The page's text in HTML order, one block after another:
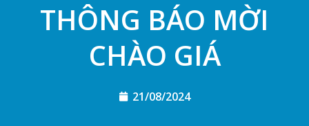
THÔNG BÁO MỜI
CHÀO GIÁ
21/08/2024